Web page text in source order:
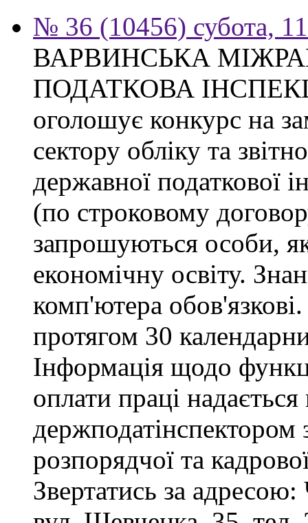
№ 36 (10456) субота,
ВАРВИНСЬКА
ПОДАТКОВА
оголошує конкурс на
сектору обліку та
державної податкової
(по строковому
запрошуються особи,
економічну освіту.
комп'ютера
протягом 30
Інформація щодо
оплати праці
держподатінспектором
розпорядчої та
Звертатись за адресою: